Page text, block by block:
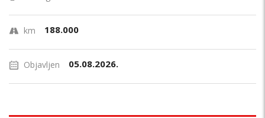
km 188.000
Objavljen 05.08.2026.